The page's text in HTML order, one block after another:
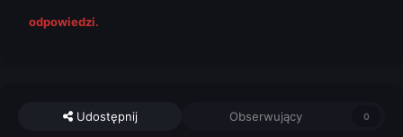
odpowiedzi.
Udostępnij Obserwujący 0